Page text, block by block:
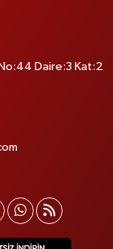
Daire:3 Kat:2